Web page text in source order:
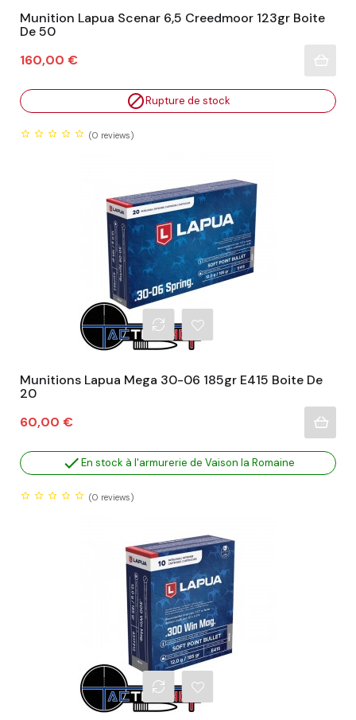
Munition Lapua Scenar 6,5 Creedmoor 123gr Boite
De 50
Prix
160,00 €
Rupture de stock
(0 reviews)
Munitions Lapua Mega 30-06 185gr E415 Boite De
20
Prix
60,00 €
En stock à l'armurerie de Vaison la Romaine
(0 reviews)